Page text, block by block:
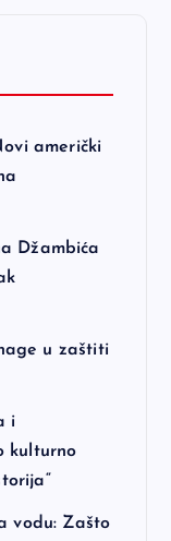
američki
Džambića
u zaštiti
i
kulturno
vodu: Zašto